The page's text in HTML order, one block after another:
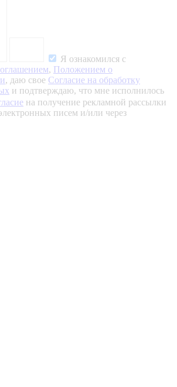
Я ознакомился с
, Положением о
, даю свое Согласие на обработку
и подтверждаю, что мне исполнилось
на получение рекламной рассылки
писем и/или через